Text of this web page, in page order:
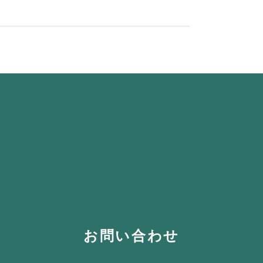
お問い合わせ